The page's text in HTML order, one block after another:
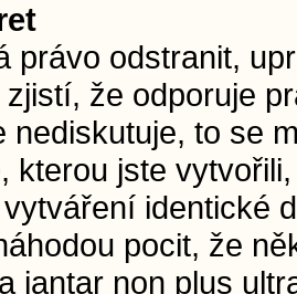
právo odstranit,
že odporuje
nediskutuje, to se
kterou jste
identické
pocit, že
jantar non plus